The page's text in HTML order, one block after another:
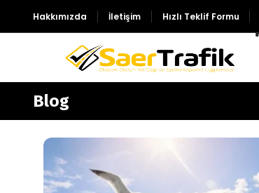
Hakkımızda İletişim Hızlı Teklif Formu
Blog